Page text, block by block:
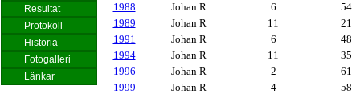
1988
Johan R 6
54
1989
Johan R 11
21
1991
Johan R 6
48
1994
Johan R 11
35
1996
Johan R 2
61
1999
Johan R 4
58
Resultat
Protokoll
Historia
Fotogalleri
Länkar